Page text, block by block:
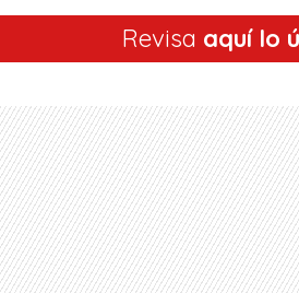
Revisa aquí lo